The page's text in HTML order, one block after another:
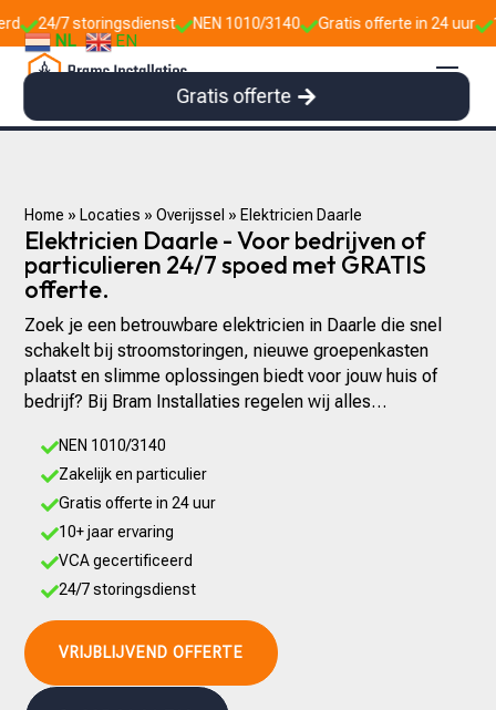
NEN 1010/3140Gratis offerte in 24 uur10+ jaar ervaring
NL EN
Gratis offerte
Home » Locaties »Overijssel » Elektricien Daarle
Elektricien Daarle - Voor bedrijven of
particulieren 24/7 spoed met GRATIS
offerte.
Zoek je een betrouwbare elektricien in Daarle die snel
schakelt bij stroomstoringen, nieuwe groepenkasten
plaatst en slimme oplossingen biedt voor jouw huis of
bedrijf? Bij Bram Installaties regelen wij alles…
NEN 1010/3140
Zakelijk en particulier
Gratis offerte in 24 uur
10+ jaar ervaring
VCA gecertificeerd
24/7 storingsdienst
VRIJBLIJVEND OFFERTE